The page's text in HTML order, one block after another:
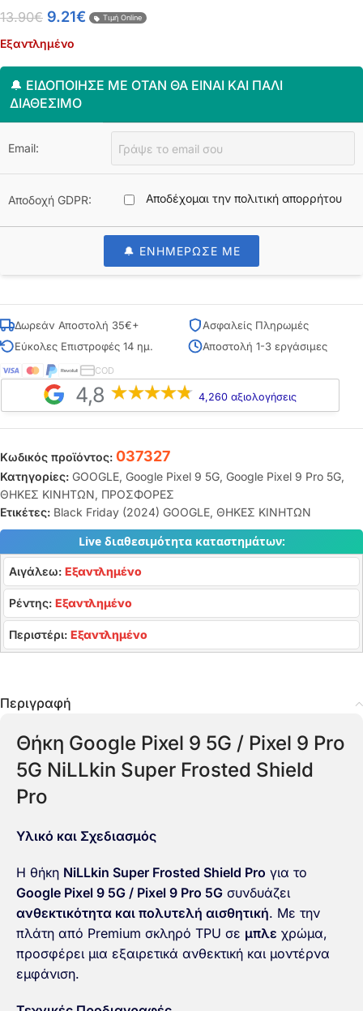
13.90€ 9.21€ Τιμή Online
Εξαντλημένο
🔔 ΕΙΔΟΠΟΊΗΣΈ ΜΕ ΌΤΑΝ ΘΑ ΕΊΝΑΙ ΚΑΙ ΠΆΛΙ
ΔΙΑΘΈΣΙΜΟ
Email:
Αποδοχή GDPR: Αποδέχομαι την πολιτική απορρήτου
🔔 ΕΝΗΜΕΡΩΣΕ ΜΕ
Δωρεάν Αποστολή 35€+
Ασφαλείς Πληρωμές
Εύκολες Επιστροφές 14 ημ.
Αποστολή 1-3 εργάσιμες
COD
4,8 4,260 αξιολογήσεις
Κωδικός προϊόντος: 037327
Κατηγορίες: GOOGLE, Google Pixel 9 5G, Google Pixel 9 Pro 5G,
ΘΗΚΕΣ ΚΙΝΗΤΩΝ, ΠΡΟΣΦΟΡΕΣ
Ετικέτες: Black Friday (2024) GOOGLE, ΘΗΚΕΣ ΚΙΝΗΤΩΝ
Live διαθεσιμότητα καταστημάτων:
Αιγάλεω: Εξαντλημένο
Ρέντης: Εξαντλημένο
Περιστέρι: Εξαντλημένο
Περιγραφή
Θήκη Google Pixel 9 5G / Pixel 9 Pro
5G NiLLkin Super Frosted Shield
Pro
Υλικό και Σχεδιασμός
Η θήκη NiLLkin Super Frosted Shield Pro για το
Google Pixel 9 5G / Pixel 9 Pro 5G συνδυάζει
ανθεκτικότητα και πολυτελή αισθητική. Με την
πλάτη από Premium σκληρό TPU σε μπλε χρώμα,
προσφέρει μια εξαιρετικά ανθεκτική και μοντέρνα
εμφάνιση.